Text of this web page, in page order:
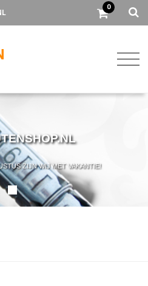
0
ZIJN WIJ MET VAKANTIE!